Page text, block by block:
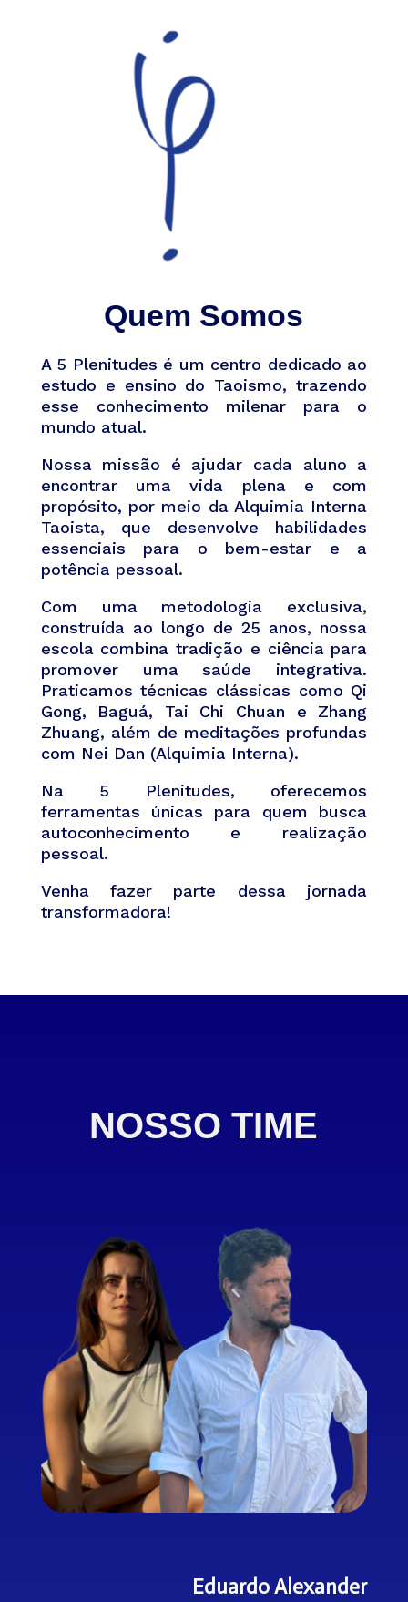
Quem Somos
A 5 Plenitudes é um centro dedicado ao
estudo e ensino do Taoismo, trazendo
esse conhecimento milenar para o
mundo atual.
Nossa missão é ajudar cada aluno a
encontrar uma vida plena e com
propósito, por meio da Alquimia Interna
Taoista, que desenvolve habilidades
essenciais para o bem-estar e a
potência pessoal.
Com uma metodologia exclusiva,
construída ao longo de 25 anos, nossa
escola combina tradição e ciência para
promover uma saúde integrativa.
Praticamos técnicas clássicas como Qi
Gong, Baguá, Tai Chi Chuan e Zhang
Zhuang, além de meditações profundas
com Nei Dan (Alquimia Interna).
Na 5 Plenitudes, oferecemos
ferramentas únicas para quem busca
autoconhecimento e realização
pessoal.
Venha fazer parte dessa jornada
transformadora!
NOSSO TIME
Eduardo Alexander